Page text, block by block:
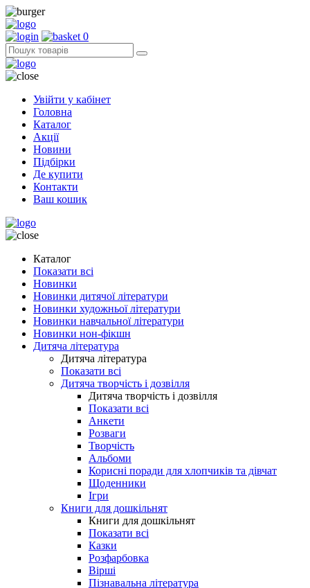
0
Увійти у кабінет
Головна
Каталог
Акції
Новини
Підбірки
Де купити
Контакти
Ваш кошик
Каталог
Показати всі
Новинки
Новинки дитячої літератури
Новинки художньої літератури
Новинки навчальної літератури
Новинки нон-фікшн
Дитяча література
Дитяча література
Показати всі
Дитяча творчість і дозвілля
Дитяча творчість і дозвілля
Показати всі
Анкети
Розваги
Творчість
Альбоми
Корисні поради для хлопчиків та дівчат
Щоденники
Ігри
Книги для дошкільнят
Книги для дошкільнят
Показати всі
Казки
Розфарбовка
Вірші
Пізнавальна література